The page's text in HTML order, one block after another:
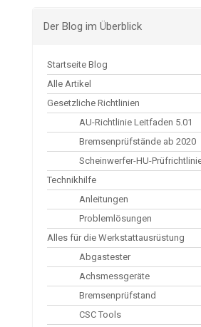
Der Blog im Überblick
Startseite Blog
Alle Artikel
Gesetzliche Richtlinien
AU-Richtlinie Leitfaden 5.01
Bremsenprüfstände ab 2020
Scheinwerfer-HU-
Technikhilfe
Anleitungen
Problemlösungen
Alles für die Werkstattausrüstung
Abgastester
Achsmessgeräte
Bremsenprüfstand
CSC Tools